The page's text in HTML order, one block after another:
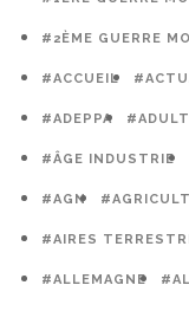
#2ÈME GUERRE
#ACCUEIL
#ADEPPA
#ÂGE INDUSTRIE
#AGN
#AIRES
#ALLEMAGNE